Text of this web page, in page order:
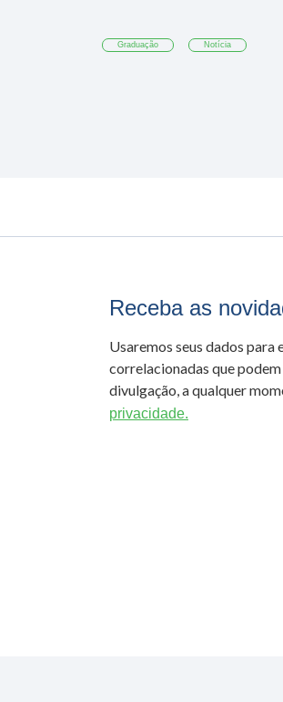
Graduação Notícia
Receba as
Usaremos seus dados
correlacionadas que
divulgação, a qualquer
privacidade.